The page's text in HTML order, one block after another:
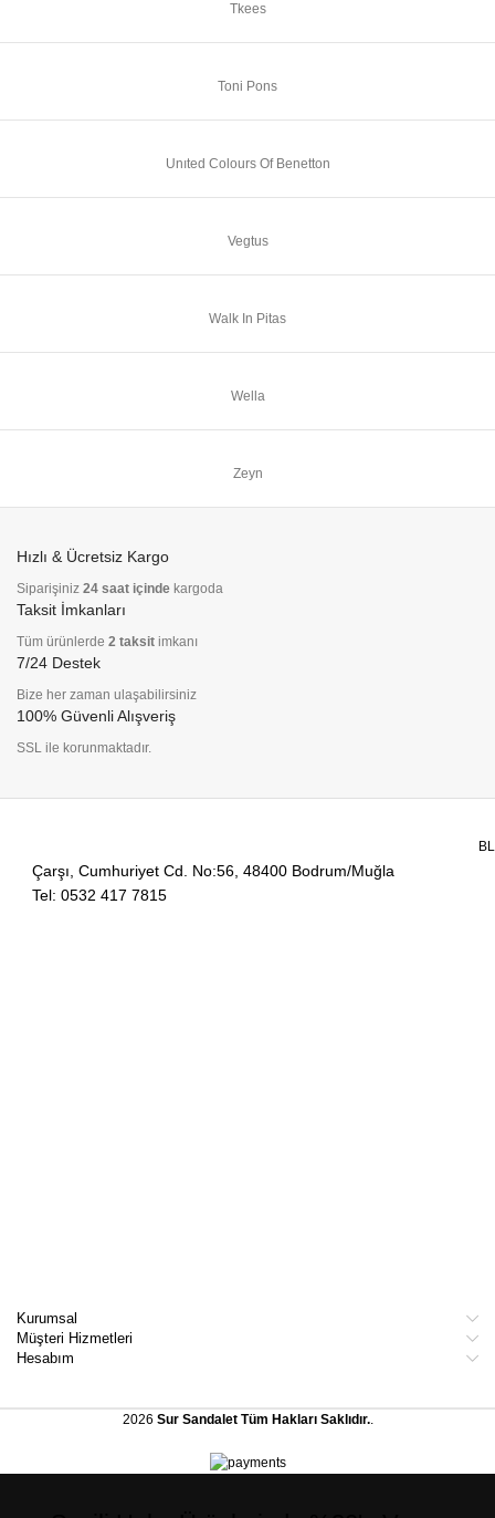
Tkees
Toni Pons
Unıted Colours Of Benetton
Vegtus
Walk In Pitas
Wella
Zeyn
Hızlı & Ücretsiz Kargo
Siparişiniz 24 saat içinde kargoda
Taksit İmkanları
Tüm ürünlerde 2 taksit imkanı
7/24 Destek
Bize her zaman ulaşabilirsiniz
100% Güvenli Alışveriş
SSL ile korunmaktadır.
Çarşı, Cumhuriyet Cd. No:56, 48400 Bodrum/Muğla
Tel: 0532 417 7815
Kurumsal
Müşteri Hizmetleri
Hesabım
2026 Sur Sandalet Tüm Hakları Saklıdır..